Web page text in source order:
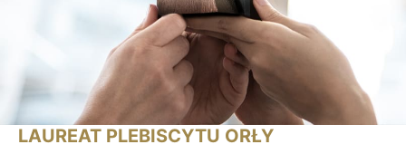
LAUREAT PLEBISCYTU ORŁY